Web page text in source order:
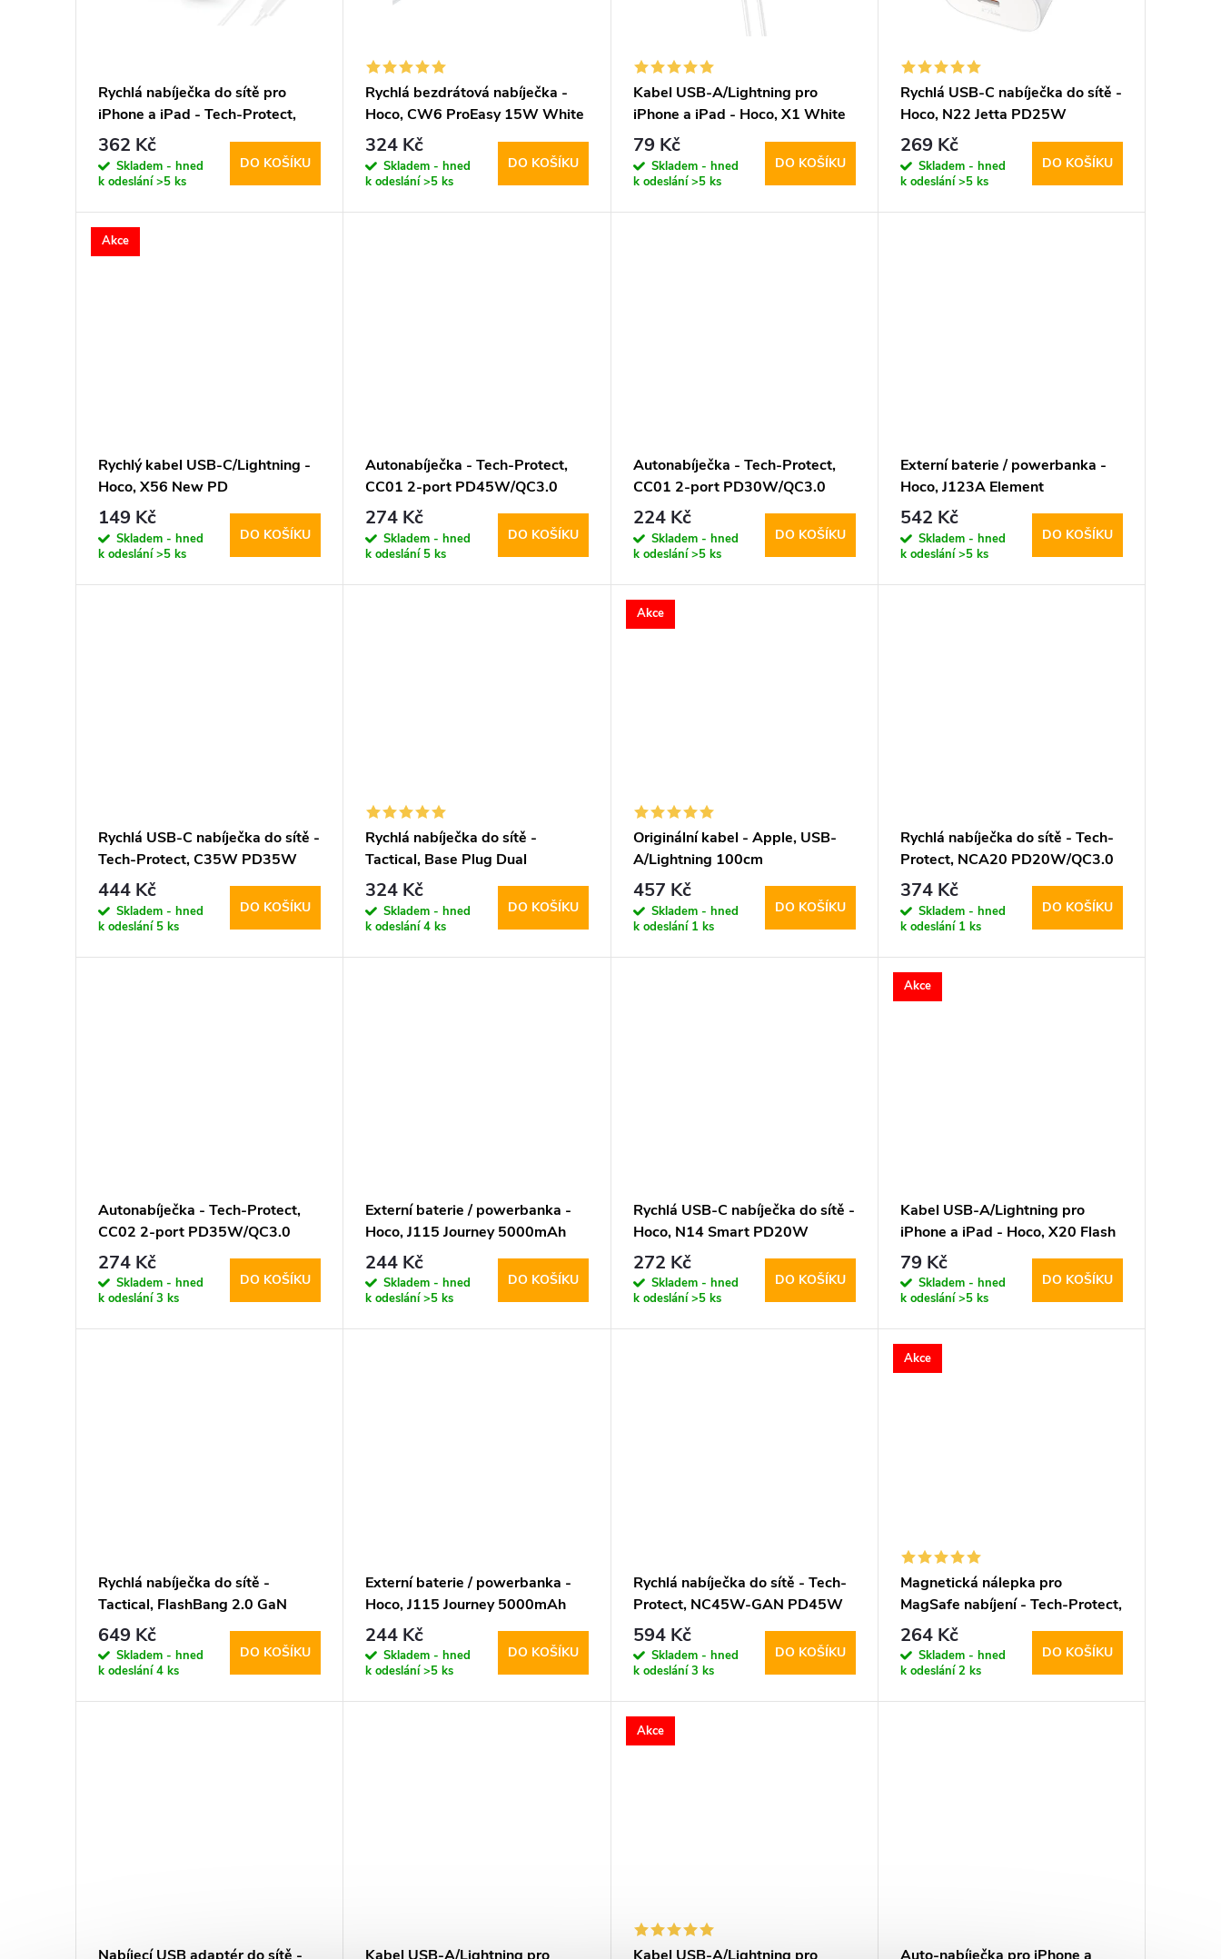
t
d
u
Rychlá nabíječka do sítě pro
iPhone a iPad - Tech-Protect,
NC20W + Lightning kabel
362 Kč
Skladem - hned
k odeslání>5 ks
DO KOŠÍKU
Rychlá bezdrátová nabíječka -
Hoco, CW6 ProEasy 15W White
324 Kč
Skladem - hned
k odeslání>5 ks
DO KOŠÍKU
Kabel USB-A/Lightning pro
iPhone a iPad - Hoco, X1 White
100cm
79 Kč
Skladem - hned
k odeslání>5 ks
DO KOŠÍKU
Rychlá USB-C nabíječka do sítě -
Hoco, N22 Jetta PD25W
269 Kč
Skladem - hned
k odeslání>5 ks
DO KOŠÍKU
Akce
Rychlý kabel USB-C/Lightning -
Hoco, X56 New PD
149 Kč
Skladem - hned
k odeslání>5 ks
DO KOŠÍKU
Autonabíječka - Tech-Protect,
CC01 2-port PD45W/QC3.0
274 Kč
Skladem - hned
k odeslání 5 ks
DO KOŠÍKU
Autonabíječka - Tech-Protect,
CC01 2-port PD30W/QC3.0
224 Kč
Skladem - hned
k odeslání>5 ks
DO KOŠÍKU
Externí baterie / powerbanka -
Hoco, J123A Element
20000mAh Black
542 Kč
Skladem - hned
k odeslání>5 ks
DO KOŠÍKU
Rychlá USB-C nabíječka do sítě -
Tech-Protect, C35W PD35W
White
444 Kč
Skladem - hned
k odeslání 5 ks
DO KOŠÍKU
Rychlá nabíječka do sítě -
Tactical, Base Plug Dual
PD20W/QC3.0 White
324 Kč
Skladem - hned
k odeslání4 ks
DO KOŠÍKU
Akce
Originální kabel - Apple, USB-
A/Lightning 100cm
457 Kč
Skladem - hned
k odeslání 1 ks
DO KOŠÍKU
Rychlá nabíječka do sítě - Tech-
Protect, NCA20 PD20W/QC3.0
+ Lightning kabel
374 Kč
Skladem - hned
k odeslání 1 ks
DO KOŠÍKU
Autonabíječka - Tech-Protect,
CC02 2-port PD35W/QC3.0
274 Kč
Skladem - hned
k odeslání3 ks
DO KOŠÍKU
Externí baterie / powerbanka -
Hoco, J115 Journey 5000mAh
Black
244 Kč
Skladem - hned
k odeslání>5 ks
DO KOŠÍKU
Rychlá USB-C nabíječka do sítě -
Hoco, N14 Smart PD20W
272 Kč
Skladem - hned
k odeslání>5 ks
DO KOŠÍKU
Akce
Kabel USB-A/Lightning pro
iPhone a iPad - Hoco, X20 Flash
Black
79 Kč
Skladem - hned
k odeslání>5 ks
DO KOŠÍKU
Rychlá nabíječka do sítě -
Tactical, FlashBang 2.0 GaN
65W White
649 Kč
Skladem - hned
k odeslání4 ks
DO KOŠÍKU
Externí baterie / powerbanka -
Hoco, J115 Journey 5000mAh
White
244 Kč
Skladem - hned
k odeslání>5 ks
DO KOŠÍKU
Rychlá nabíječka do sítě - Tech-
Protect, NC45W-GAN PD45W
White
594 Kč
Skladem - hned
k odeslání3 ks
DO KOŠÍKU
Akce
Magnetická nálepka pro
MagSafe nabíjení - Tech-Protect,
Magmat Magnetic Ring Black
264 Kč
Skladem - hned
k odeslání2 ks
DO KOŠÍKU
Akce